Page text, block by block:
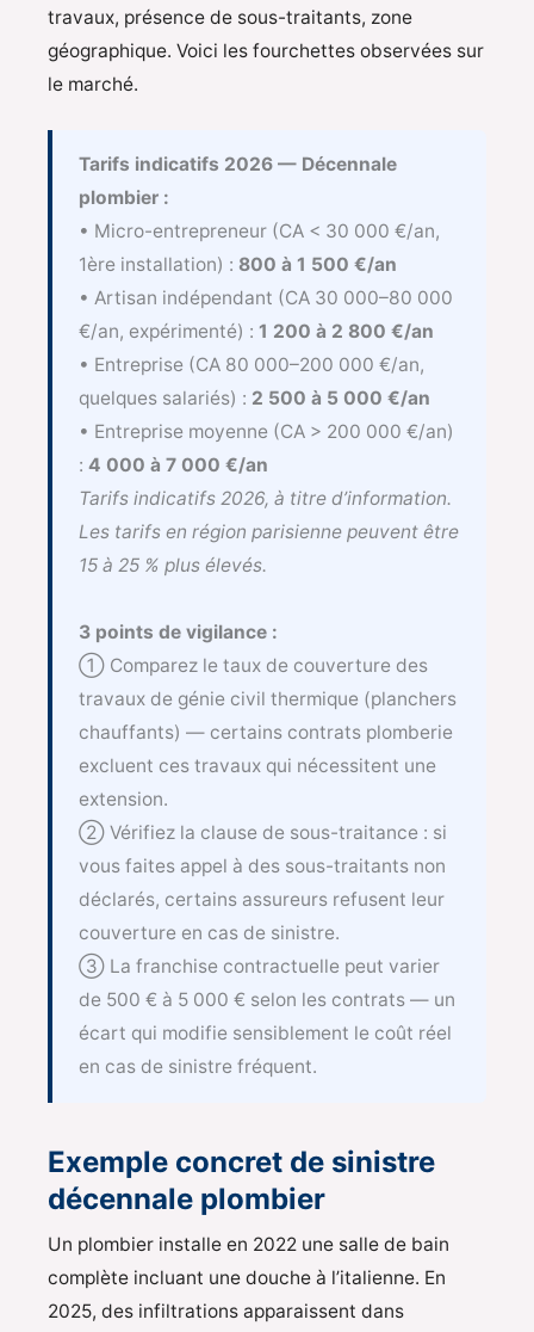
travaux, présence de sous-traitants, zone
géographique. Voici les fourchettes observées sur
le marché.
Tarifs indicatifs 2026 — Décennale
plombier :
• Micro-entrepreneur (CA < 30 000 €/an,
1ère installation) : 800 à 1 500 €/an
• Artisan indépendant (CA 30 000–80 000
€/an, expérimenté) : 1 200 à 2 800 €/an
• Entreprise (CA 80 000–200 000 €/an,
quelques salariés) : 2 500 à 5 000 €/an
• Entreprise moyenne (CA > 200 000 €/an)
: 4 000 à 7 000 €/an
Tarifs indicatifs 2026, à titre d’information.
Les tarifs en région parisienne peuvent être
15 à 25 % plus élevés.
3 points de vigilance :
① Comparez le taux de couverture des
travaux de génie civil thermique (planchers
chauffants) — certains contrats plomberie
excluent ces travaux qui nécessitent une
extension.
② Vérifiez la clause de sous-traitance : si
vous faites appel à des sous-traitants non
déclarés, certains assureurs refusent leur
couverture en cas de sinistre.
③ La franchise contractuelle peut varier
de 500 € à 5 000 € selon les contrats — un
écart qui modifie sensiblement le coût réel
en cas de sinistre fréquent.
Exemple concret de sinistre
décennale plombier
Un plombier installe en 2022 une salle de bain
complète incluant une douche à l’italienne. En
2025, des infiltrations apparaissent dans